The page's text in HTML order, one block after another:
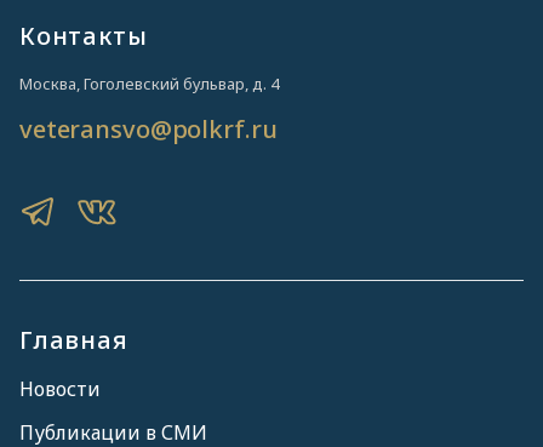
Главная
Новости
Публикации в СМИ
Контакты
Москва, Гоголевский бульвар, д. 4
veteransvo@polkrf.ru